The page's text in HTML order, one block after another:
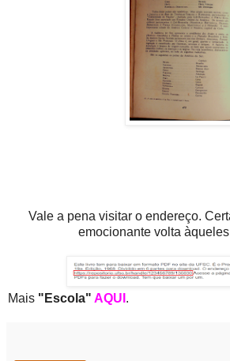
Vale a pena visitar o endereço.
emocionante volta
Mais "Escola" AQUI .